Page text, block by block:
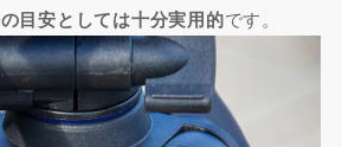
目安としては十分実用的です。